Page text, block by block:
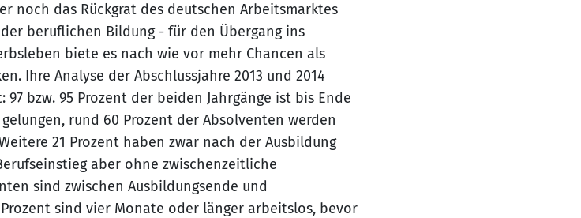
noch das Rückgrat des deutschen Arbeitsmarktes
beruflichen Bildung - für den Übergang ins
biete es nach wie vor mehr Chancen als
Ihre Analyse der Abschlussjahre 2013 und 2014
97 bzw. 95 Prozent der beiden Jahrgänge ist bis Ende
rund 60 Prozent der Absolventen werden
21 Prozent haben zwar nach der Ausbildung
aber ohne zwischenzeitliche
sind zwischen Ausbildungsende und
sind vier Monate oder länger arbeitslos, bevor